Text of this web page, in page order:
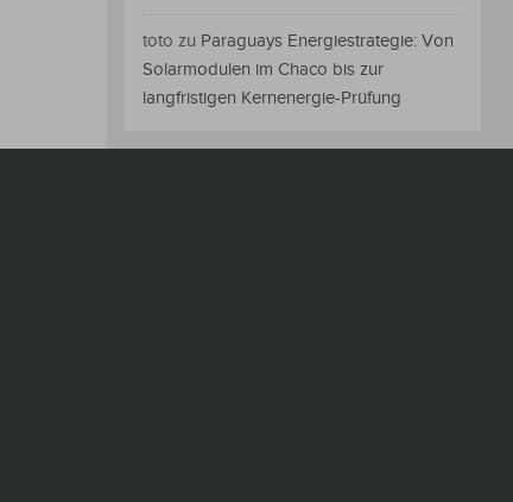
toto zu Paraguays Energiestrategie: Von
Solarmodulen im Chaco bis zur
langfristigen Kernenergie-Prüfung